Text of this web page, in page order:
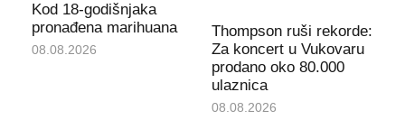
Kod 18-godišnjaka
pronađena marihuana
08.08.2026
Thompson ruši rekorde:
Za koncert u Vukovaru
prodano oko 80.000
ulaznica
08.08.2026